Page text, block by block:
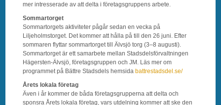
mer intresserade av att delta i företagsgruppens arbete.
Sommartorget
Sommartorgets aktiviteter pågår sedan en vecka på
Liljeholmstorget. Det kommer att hålla på till den 26 juni. Efter
sommaren flyttar sommartorget till Älvsjö torg (3–8 augusti).
Sommartorget är ett samarbete mellan Stadsdelsförvaltningen
Hägersten-Älvsjö, företagsgruppen och JM. Läs mer om
programmet på Bättre Stadsdels hemsida battrestadsdel.se/
Årets lokala företag
Även i år kommer de båda företagsgrupperna att delta och
sponsra Årets lokala företag, vars utdelning kommer att ske den